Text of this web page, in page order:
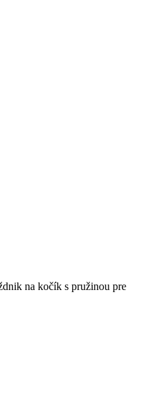
na kočík s pružinou pre